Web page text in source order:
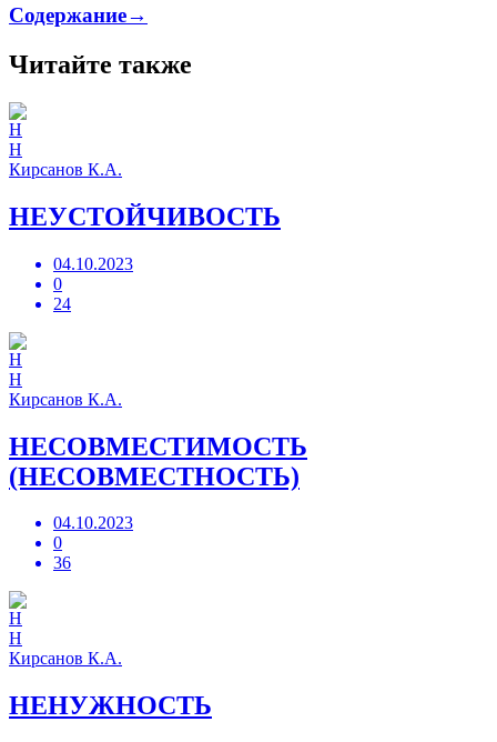
Содержание→
Читайте также
Н
Кирсанов К.А.
НЕУСТОЙЧИВОСТЬ
04.10.2023
0
24
Н
Кирсанов К.А.
НЕСОВМЕСТИМОСТЬ
(НЕСОВМЕСТНОСТЬ)
04.10.2023
0
36
Н
Кирсанов К.А.
НЕНУЖНОСТЬ